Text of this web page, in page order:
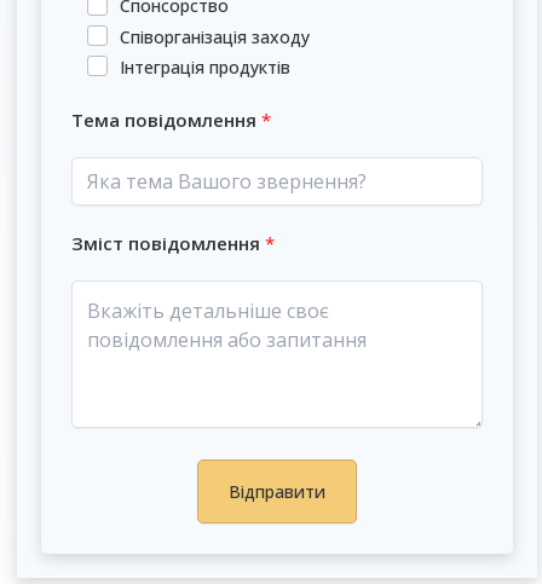
Спонсорство
Співорганізація заходу
Інтеграція продуктів
Тема повідомлення
Зміст повідомлення
Відправити